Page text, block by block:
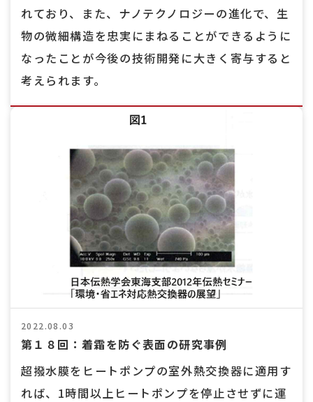
れており、また、ナノテクノロジーの進化で、生
物の微細構造を忠実にまねることができるように
なったことが今後の技術開発に大きく寄与すると
考えられます。
2022.08.03
第１８回：着霜を防ぐ表面の研究事例
超撥水膜をヒートポンプの室外熱交換器に適用す
れば、1時間以上ヒートポンプを停止させずに運